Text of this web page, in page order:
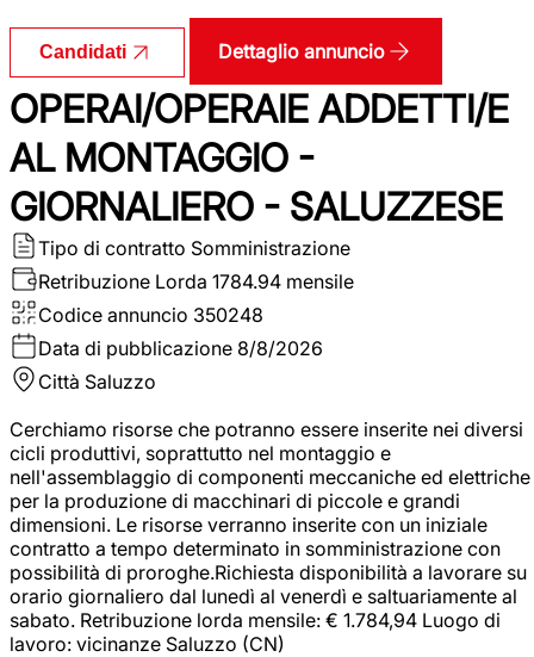
Candidati Dettaglio annuncio
OPERAI/OPERAIE ADDETTI/E
AL MONTAGGIO -
GIORNALIERO - SALUZZESE
Tipo di contratto Somministrazione
Retribuzione Lorda 1784.94 mensile
Codice annuncio 350248
Data di pubblicazione 8/8/2026
Città Saluzzo
Cerchiamo risorse che potranno essere inserite nei diversi
cicli produttivi, soprattutto nel montaggio e
nell'assemblaggio di componenti meccaniche ed elettriche
per la produzione di macchinari di piccole e grandi
dimensioni. Le risorse verranno inserite con un iniziale
contratto a tempo determinato in somministrazione con
possibilità di proroghe.Richiesta disponibilità a lavorare su
orario giornaliero dal lunedì al venerdì e saltuariamente al
sabato. Retribuzione lorda mensile: € 1.784,94 Luogo di
lavoro: vicinanze Saluzzo (CN)